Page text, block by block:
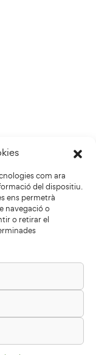
com ara
del dispositiu.
ens permetrà
navegació o
o retirar el